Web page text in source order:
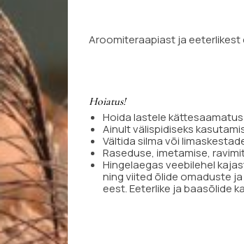
Aroomiteraapiast ja
Hoiatus!
Hoida lastele
Ainult välispidiseks
Vältida silma või
Raseduse, imetamise,
Hingelaegas veebilehel
ning viited õlide omaduste
eest. Eeterlike ja baasõlide